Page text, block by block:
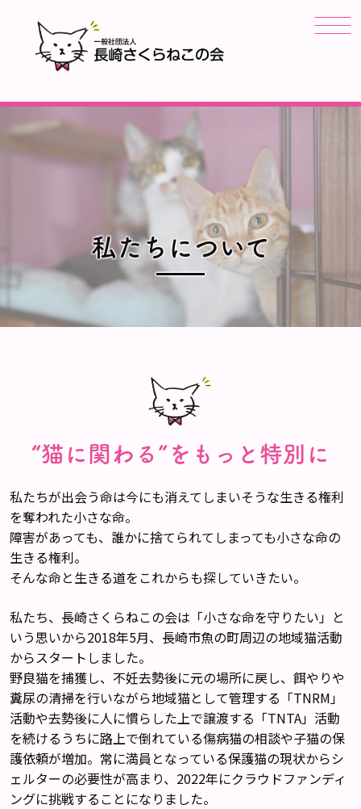
私たちについて
“猫に関わる”をもっと特別に
私たちが出会う命は今にも消えてしまいそうな生きる権利
を奪われた小さな命。
障害があっても、誰かに捨てられてしまっても小さな命の
生きる権利。
そんな命と生きる道をこれからも探していきたい。
私たち、長崎さくらねこの会は「小さな命を守りたい」と
いう思いから2018年5月、長崎市魚の町周辺の地域猫活動
からスタートしました。
野良猫を捕獲し、不妊去勢後に元の場所に戻し、餌やりや
糞尿の清掃を行いながら地域猫として管理する「TNRM」
活動や去勢後に人に慣らした上で譲渡する「TNTA」活動
を続けるうちに路上で倒れている傷病猫の相談や子猫の保
護依頼が増加。常に満員となっている保護猫の現状からシ
ェルターの必要性が高まり、2022年にクラウドファンディ
ングに挑戦することになりました。